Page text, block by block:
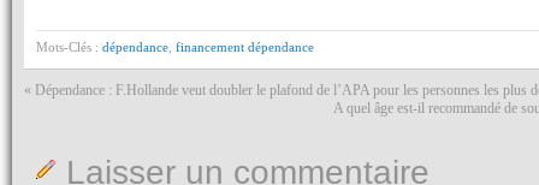
Mots-Clés : dépendance financement dépendance
« Dépendance : F.Hollande veut doubler le plafond de l’APA pour les personnes les plus
A quel âge est-il recommandé de
Laisser un commentaire